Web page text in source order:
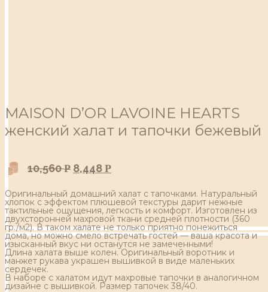
MAISON D’OR LAVOINE HEARTS
женский халат и тапочки бежевый
10,560Р 8,448 Р
Оригинальный домашний халат с тапочками. Натуральный
хлопок с эффектом плюшевой текстуры дарит нежные
тактильные ощущения, легкость и комфорт. Изготовлен из
двухсторонней махровой ткани средней плотности (360
гр./м2). В таком халате не только приятно понежиться
дома, но можно смело встречать гостей — ваша красота и
изысканный вкус ни останутся не замеченными!
Длина халата выше колен. Оригинальный воротник и
манжет рукава украшен вышивкой в виде маленьких
сердечек.
В наборе с халатом идут махровые тапочки в аналогичном
дизайне с вышивкой. Размер тапочек 38/40.